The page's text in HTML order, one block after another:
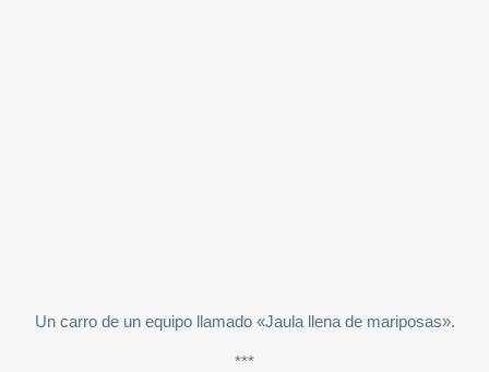
Un carro de un equipo llamado «Jaula llena de mariposas».
***